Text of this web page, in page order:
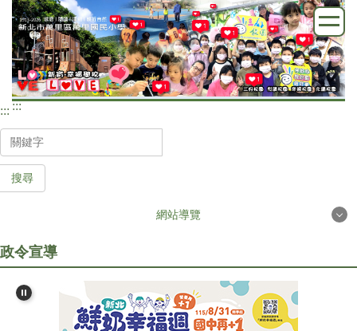
跳
到
主
要
內
容
區
:::
:::
搜尋
網站導覽
學校簡介
政令宣導